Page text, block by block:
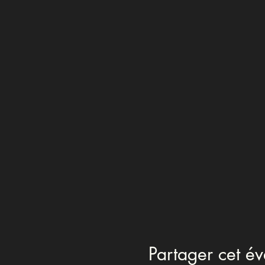
Partager cet